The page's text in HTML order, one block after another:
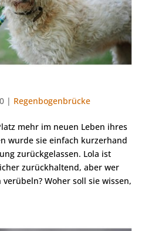
| Regenbogenbrücke
mehr im neuen Leben ihres
wurde sie einfach kurzerhand
zurückgelassen. Lola ist
zurückhaltend, aber wer
Woher soll sie wissen,